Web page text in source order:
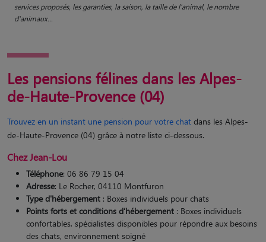
services proposés, les garanties, la saison, la taille de l'animal, le nombre
d'animaux...
Les pensions félines dans les Alpes-
de-Haute-Provence (04)
Trouvez en un instant une pension pour votre chat dans les Alpes-
de-Haute-Provence (04) grâce à notre liste ci-dessous.
Chez Jean-Lou
Téléphone: 06 86 79 15 04
Adresse: Le Rocher, 04110 Montfuron
Type d'hébergement : Boxes individuels pour chats
Points forts et conditions d’hébergement : Boxes individuels
confortables, spécialistes disponibles pour répondre aux besoins
des chats, environnement soigné​